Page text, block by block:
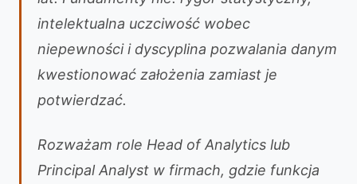
intelektualna uczciwość wobec
niepewności i dyscyplina pozwalania danym
kwestionować założenia zamiast je
potwierdzać.
Rozważam role Head of Analytics lub
Principal Analyst w firmach, gdzie funkcja